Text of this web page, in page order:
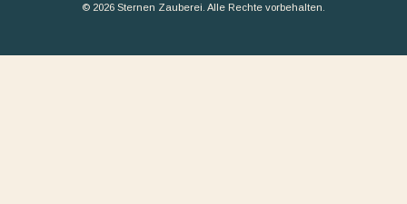
© 2026 Sternen Zauberei. Alle Rechte vorbehalten.